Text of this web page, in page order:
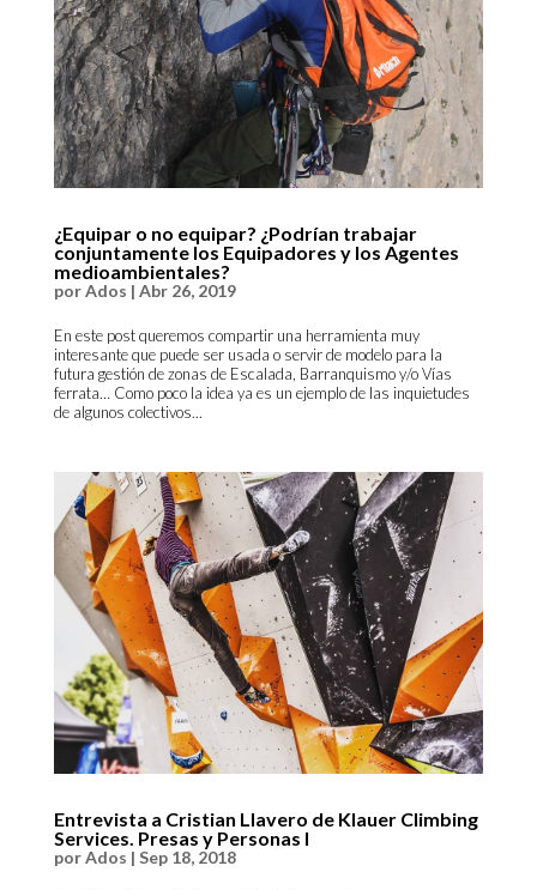
¿Equipar o no equipar? ¿Podrían trabajar
conjuntamente los Equipadores y los Agentes
medioambientales?
porAdos | Abr 26, 2019
En este post queremos compartir una herramienta muy
interesante que puede ser usada o servir de modelo para la
futura gestión de zonas de Escalada, Barranquismo y/o Vías
ferrata… Como poco la idea ya es un ejemplo de las inquietudes
de algunos colectivos...
Entrevista a Cristian Llavero de Klauer Climbing
Services. Presas y Personas I
porAdos | Sep 18, 2018